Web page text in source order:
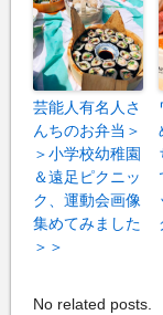
芸能人有名人さ
んちのお弁当＞
＞小学校幼稚園
＆遠足ピクニッ
ク、運動会画像
集めてみました
＞＞
No related posts.